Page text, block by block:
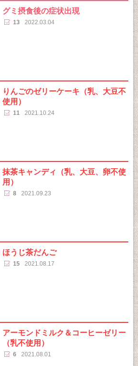
グミ摂食後の症状出現
13 2022.03.04
りんごのゼリーケーキ（乳、大豆不
使用）
11 2021.10.24
抹茶キャンディ（乳、大豆、卵不使
用）
8 2021.09.23
ほうじ茶だんご
15 2021.08.17
アーモンドミルク＆コーヒーゼリー
（乳不使用）
6 2021.08.01